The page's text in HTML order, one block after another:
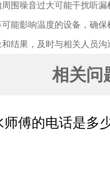
围噪音过大可能干扰听
能影响温度的设备，确保
结果，及时与相关人员沟
相关问
傅的电话是多